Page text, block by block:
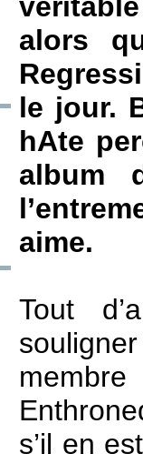
alors
le jour.
hAte
album
aime.
Tout
s’il en